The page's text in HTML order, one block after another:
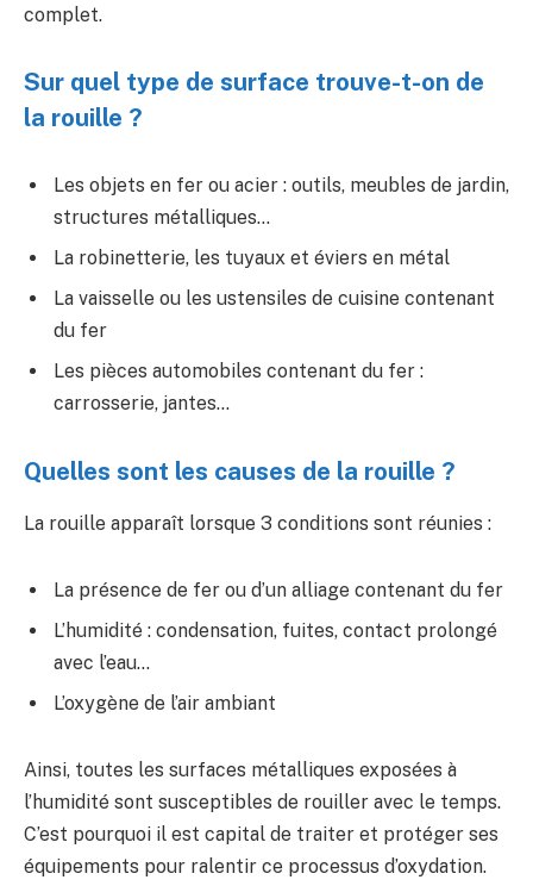
complet.
Sur quel type de surface trouve-t-on de
la rouille ?
Les objets en fer ou acier : outils, meubles de jardin,
structures métalliques…
La robinetterie, les tuyaux et éviers en métal
La vaisselle ou les ustensiles de cuisine contenant
du fer
Les pièces automobiles contenant du fer :
carrosserie, jantes…
Quelles sont les causes de la rouille ?
La rouille apparaît lorsque 3 conditions sont réunies :
La présence de fer ou d’un alliage contenant du fer
L’humidité : condensation, fuites, contact prolongé
avec l’eau…
L’oxygène de l’air ambiant
Ainsi, toutes les surfaces métalliques exposées à
l’humidité sont susceptibles de rouiller avec le temps.
C’est pourquoi il est capital de traiter et protéger ses
équipements pour ralentir ce processus d’oxydation.